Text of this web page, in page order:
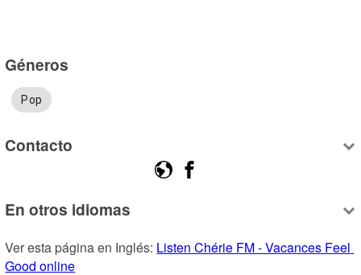
Géneros
Pop
Contacto
En otros idiomas
Ver esta página en Inglés: Listen Chérie FM - Vacances Feel
Good online